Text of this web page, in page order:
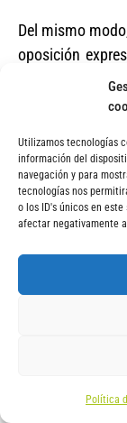
Utilizamos tecnologías
información del
navegación y para
tecnologías nos
o los ID's únicos en
afectar negativamente
Política
Del mismo
oposición
tratamiento
información
incluyendo
Para darse
publicitarias
Podrás dirigir
de acceso,
de correo
al correo
derecho,